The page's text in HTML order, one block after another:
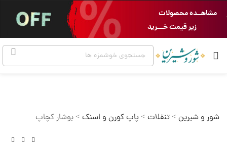
مشاهــده محصولات
زیر قیمت خـــرید
شور و شیرین> تنقلات> پاپ کورن و اسنک> بوشار کچاپ